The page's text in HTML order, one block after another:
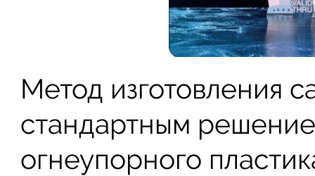
Метод изготовления
стандартным
огнеупорного